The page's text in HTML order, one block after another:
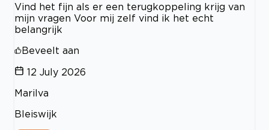
Vind het fijn als er een terugkoppeling krijg van
mijn vragen Voor mij zelf vind ik het echt
belangrijk
Beveelt aan
12 July 2026
Marilva
Bleiswijk